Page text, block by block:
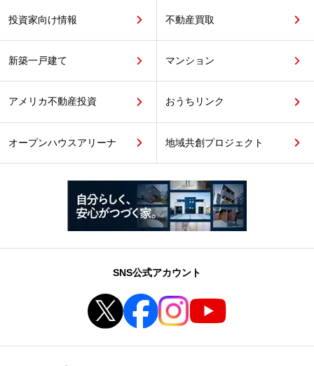
投資家向け情報 不動産買取
新築一戸建て マンション
アメリカ不動産投資 おうちリンク
オープンハウスアリーナ 地域共創プロジェクト
SNS公式アカウント